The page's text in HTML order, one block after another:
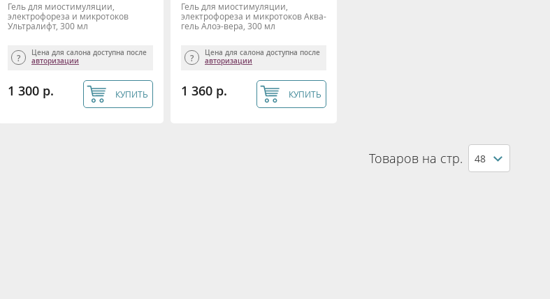
Гель для миостимуляции,
электрофореза и микротоков
Ультралифт, 300 мл
Цена для салона доступна после
авторизации
1 300 р. КУПИТЬ
Гель для миостимуляции,
электрофореза и микротоков Аква-
гель Алоэ-вера, 300 мл
Цена для салона доступна после
авторизации
1 360 р. КУПИТЬ
Товаров на стр. 48